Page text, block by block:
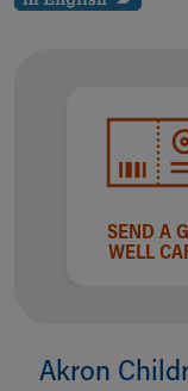
SEND A
WELL
Akron